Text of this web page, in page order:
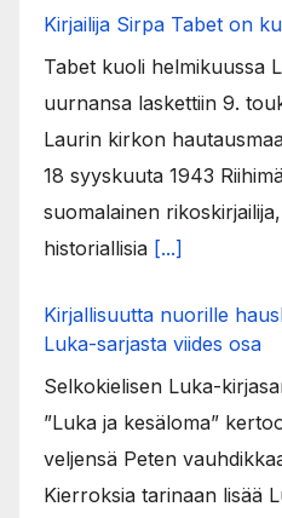
Kirjailija Sirpa Tabet on
Tabet kuoli helmikuussa
uurnansa laskettiin 9.
Laurin kirkon
18 syyskuuta 1943
suomalainen
historiallisia [...]
Kirjallisuutta nuorille
Luka-sarjasta viides osa
Selkokielisen Luka-
”Luka ja kesäloma”
veljensä Peten
Kierroksia tarinaan lisää